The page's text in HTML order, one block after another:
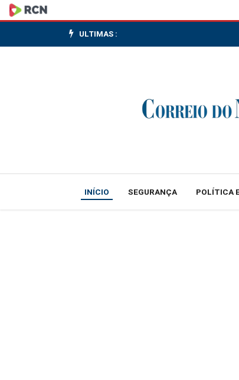
Para
secretário
alta
ULTIMAS :
INÍCIO SEGURANÇA POLÍTICA